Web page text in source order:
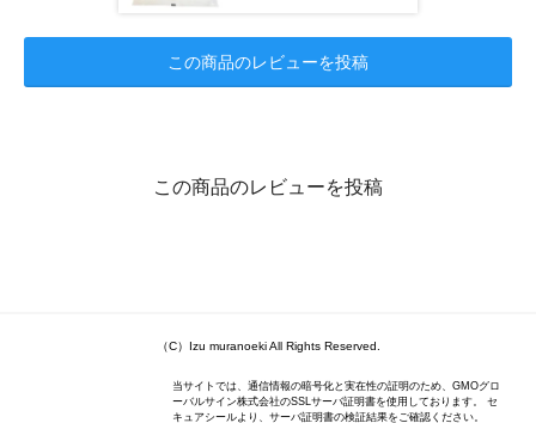
この商品のレビューを投稿
この商品のレビューを投稿
（C）Izu muranoeki All Rights Reserved.
当サイトでは、通信情報の暗号化と実在性の証明のため、GMOグロ
ーバルサイン株式会社のSSLサーバ証明書を使用しております。 セ
キュアシールより、サーバ証明書の検証結果をご確認ください。